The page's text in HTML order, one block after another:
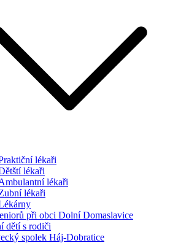
lékaři
lékaři
lékaři
lékaři
při obci Dolní Domaslavice
dětí s rodiči
spolek Háj-Dobratice